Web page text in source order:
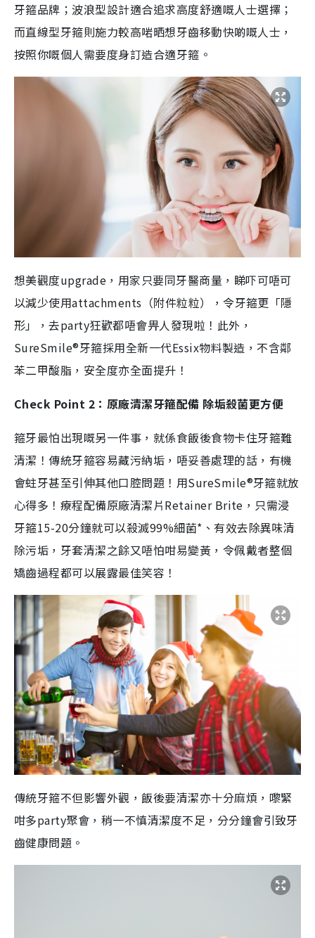
牙箍品牌；波浪型設計適合追求高度舒適嘅人士選擇；
而直線型牙箍則施力較高啱晒想牙齒移動快啲嘅人士，
按照你嘅個人需要度身訂造合適牙箍。
想美觀度upgrade，用家只要同牙醫商量，睇吓可唔可
以減少使用attachments（附件粒粒），令牙箍更「隱
形」，去party狂歡都唔會畀人發現啦！此外，
SureSmile®牙箍採用全新一代Essix物料製造，不含鄰
苯二甲酸脂，安全度亦全面提升！
Check Point 2：原廠清潔牙箍配備 除垢殺菌更方便
箍牙最怕出現嘅另一件事，就係食飯後食物卡住牙箍難
清潔！傳統牙箍容易藏污納垢，唔妥善處理的話，有機
會蛀牙甚至引伸其他口腔問題！用SureSmile®牙箍就放
心得多！療程配備原廠清潔片Retainer Brite，只需浸
牙箍15-20分鐘就可以殺滅99%細菌*、有效去除異味清
除污垢，牙套清潔之餘又唔怕咁易變黃，令佩戴者整個
矯齒過程都可以展露最佳笑容！
傳統牙箍不但影響外觀，飯後要清潔亦十分麻煩，嚟緊
咁多party聚會，稍一不慎清潔度不足，分分鐘會引致牙
齒健康問題。